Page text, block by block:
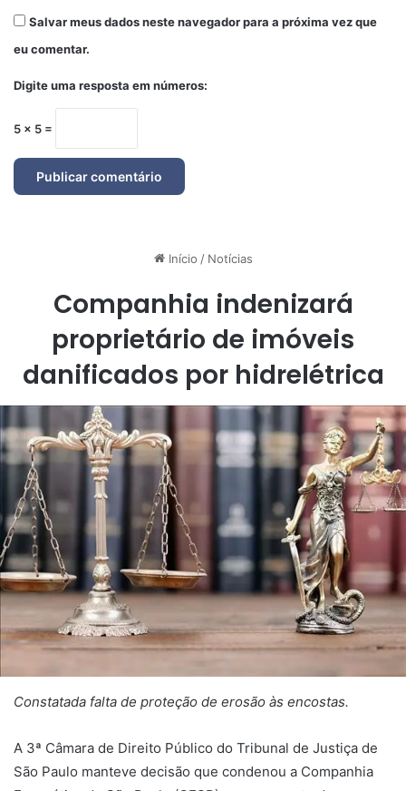
Salvar meus dados neste navegador para a próxima vez que
eu comentar.
Digite uma resposta em números:
5 × 5 =